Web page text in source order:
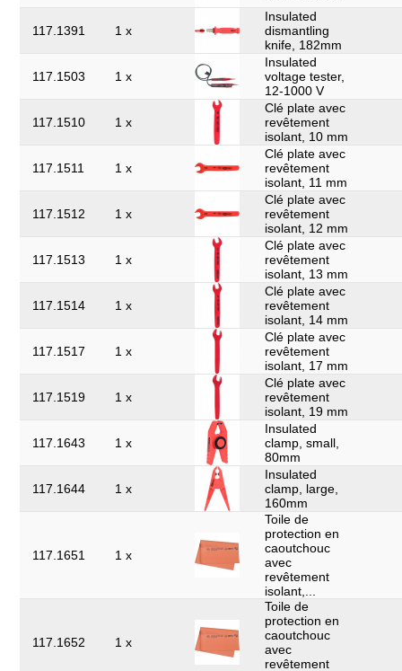
117.1391 1 x
Insulated
dismantling
knife, 182mm
117.1503 1 x
Insulated
voltage tester,
12-1000 V
117.1510 1 x
Clé plate avec
revêtement
isolant, 10 mm
117.1511 1 x
Clé plate avec
revêtement
isolant, 11 mm
117.1512 1 x
Clé plate avec
revêtement
isolant, 12 mm
117.1513 1 x
Clé plate avec
revêtement
isolant, 13 mm
117.1514 1 x
Clé plate avec
revêtement
isolant, 14 mm
117.1517 1 x
Clé plate avec
revêtement
isolant, 17 mm
117.1519 1 x
Clé plate avec
revêtement
isolant, 19 mm
117.1643 1 x
Insulated
clamp, small,
80mm
117.1644 1 x
Insulated
clamp, large,
160mm
117.1651 1 x
Toile de
protection en
caoutchouc
avec
revêtement
isolant,...
117.1652 1 x
Toile de
protection en
caoutchouc
avec
revêtement